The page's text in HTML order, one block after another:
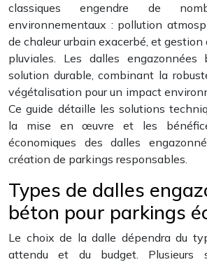
classiques engendre de
environnementaux : pollution
de chaleur urbain exacerbé, et
pluviales. Les dalles
solution durable, combinant la
végétalisation pour un impact
Ce guide détaille les solutions
la mise en œuvre et les
économiques des dalles
création de parkings responsables.
Types de dalles
béton pour parkings
Le choix de la dalle dépendra du
attendu et du budget. Plusieurs